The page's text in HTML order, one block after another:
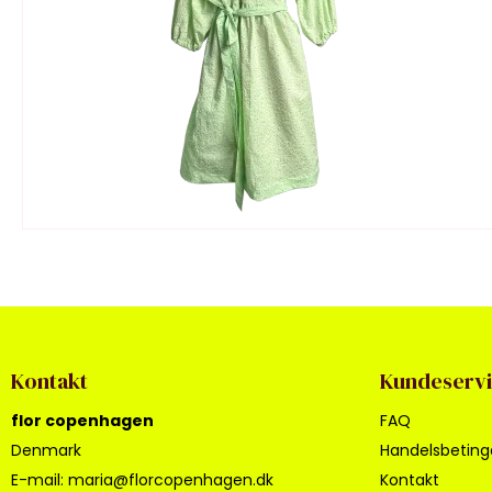
Kontakt
flor copenhagen
Denmark
E-mail: maria@florcopenhagen.dk
FAQ
Kontakt